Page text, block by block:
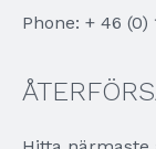
Phone: + 46 (0)